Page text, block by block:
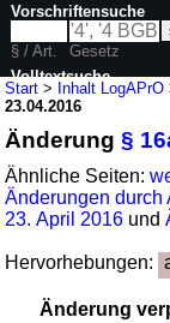
Start > Inhalt LogAPrO
23.04.2016
Änderung§
Ähnliche Seiten:
Änderungen durch
23. April 2016 und
Hervorhebungen:
Änderung
Vorschriftensuche
§ / Art.
Gesetz
Volltextsuche